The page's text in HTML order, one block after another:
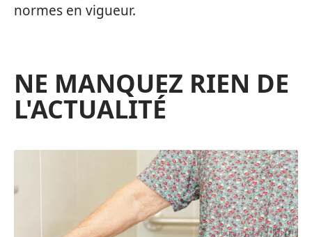
normes en vigueur.
NE MANQUEZ RIEN DE
L'ACTUALITÉ